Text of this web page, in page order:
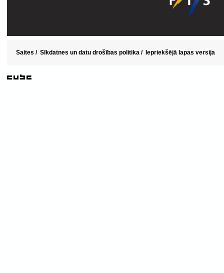
Saites / Sīkdatnes un datu drošības politika / Iepriekšējā lapas versija